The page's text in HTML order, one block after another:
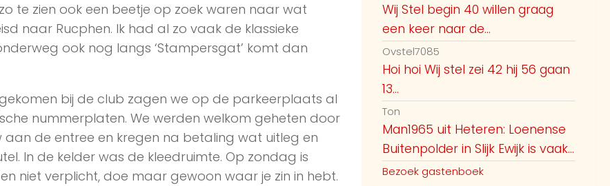
te zien ook een beetje op zoek waren naar wat
naar Rucphen. Ik had al zo vaak de klassieke
ook nog langs ‘Stampersgat’ komt dan
bij de club zagen we op de parkeerplaats al
nummerplaten. We werden welkom geheten door
de entree en kregen na betaling wat uitleg en
In de kelder was de kleedruimte. Op zondag is
niet verplicht, doe maar gewoon waar je zin in hebt.
Wij Stel begin 40 willen graag
een keer naar de...
Ovstel7085
Hoi hoi Wij stel zei 42 hij 56 gaan
13...
Ton
Man1965 uit Heteren: Loenense
Buitenpolder in Slijk Ewijk is vaak...
Bezoek gastenboek